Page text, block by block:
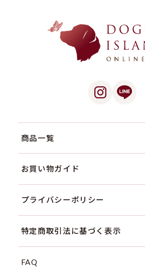
商品一覧
お買い物ガイド
プライバシーポリシー
特定商取引法に基づく表示
FAQ